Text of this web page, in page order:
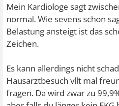
Mein Kardiologe sagt
normal. Wie sevens schon
Belastung ansteigt ist das
Zeichen.
Es kann allerdings nicht
Hausarztbesuch vllt mal
fragen. Da wird zwar zu